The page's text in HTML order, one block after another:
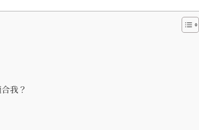
我？